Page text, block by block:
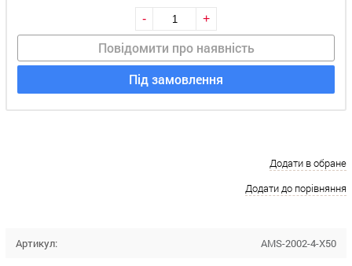
- +
Повідомити про наявність
Під замовлення
Додати в обране
Додати до порівняння
Артикул: AMS-2002-4-X50